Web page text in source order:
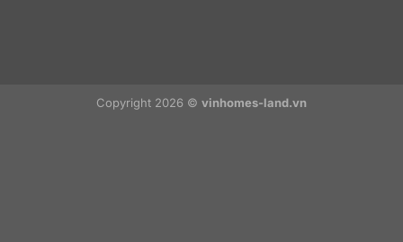
Copyright 2026 © vinhomes-land.vn